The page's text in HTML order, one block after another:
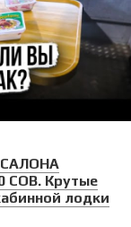
COB. Крутые
лодки